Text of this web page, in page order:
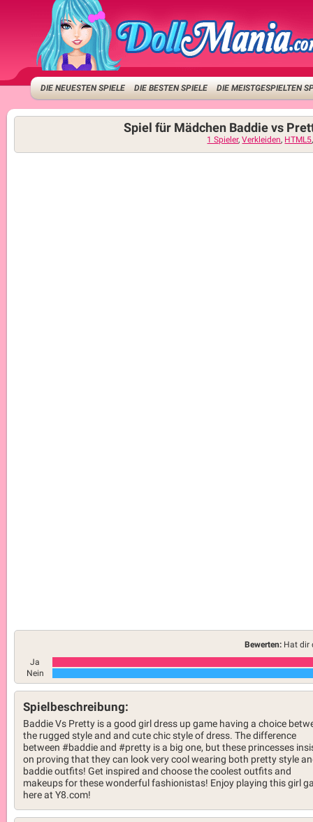
DIE NEUESTEN SPIELE DIE BESTEN SPIELE DIE MEISTGESPIELTEN
Spiel für Mädchen Baddie vs
1 Spieler,Verkleiden, HTML5
Bewerten: Hat dir
Ja
Nein
Spielbeschreibung:
Baddie Vs Pretty is a good girl dress up game having a choice
the rugged style and and cute chic style of dress. The difference
between #baddie and #pretty is a big one, but these princesses
on proving that they can look very cool wearing both pretty style
baddie outfits! Get inspired and choose the coolest outfits and
makeups for these wonderful fashionistas! Enjoy playing this girl
here at Y8.com!